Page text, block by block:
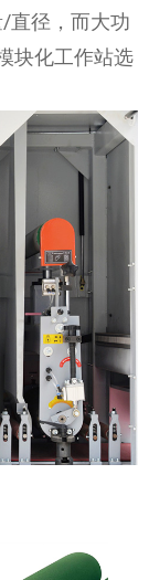
直径，而大功
块化工作站选